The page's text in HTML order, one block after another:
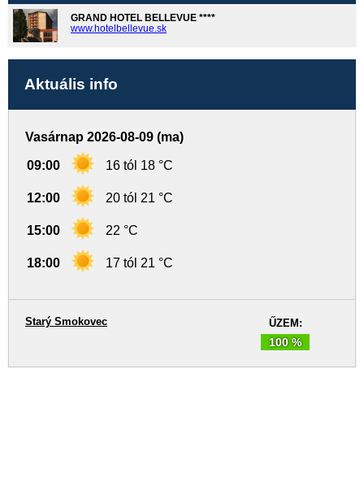
GRAND HOTEL BELLEVUE ****
www.hotelbellevue.sk
Aktuális info
Vasárnap 2026-08-09 (ma)
09:00 16 tól 18 °C
12:00 20 tól 21 °C
15:00 22 °C
18:00 17 tól 21 °C
ŰZEM:
100 %
Starý Smokovec